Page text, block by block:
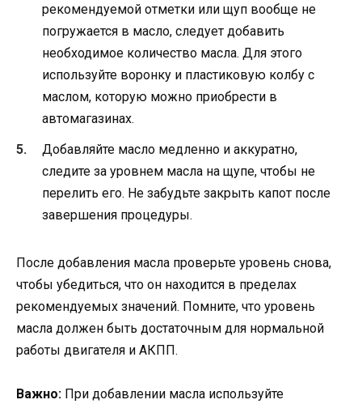
рекомендуемой отметки или щуп вообще не
погружается в масло, следует добавить
необходимое количество масла. Для этого
используйте воронку и пластиковую колбу с
маслом, которую можно приобрести в
автомагазинах.
Добавляйте масло медленно и аккуратно,
следите за уровнем масла на щупе, чтобы не
перелить его. Не забудьте закрыть капот после
завершения процедуры.
После добавления масла проверьте уровень снова,
чтобы убедиться, что он находится в пределах
рекомендуемых значений. Помните, что уровень
масла должен быть достаточным для нормальной
работы двигателя и АКПП.
Важно: При добавлении масла используйте